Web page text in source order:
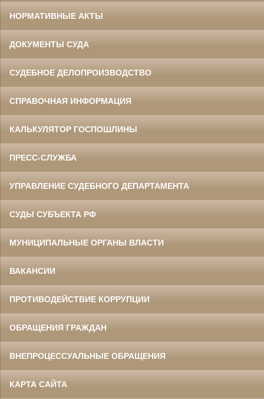
НОРМАТИВНЫЕ АКТЫ
ДОКУМЕНТЫ СУДА
СУДЕБНОЕ ДЕЛОПРОИЗВОДСТВО
СПРАВОЧНАЯ ИНФОРМАЦИЯ
КАЛЬКУЛЯТОР ГОСПОШЛИНЫ
ПРЕСС-СЛУЖБА
УПРАВЛЕНИЕ СУДЕБНОГО ДЕПАРТАМЕНТА
СУДЫ СУБЪЕКТА РФ
МУНИЦИПАЛЬНЫЕ ОРГАНЫ ВЛАСТИ
ВАКАНСИИ
ПРОТИВОДЕЙСТВИЕ КОРРУПЦИИ
ОБРАЩЕНИЯ ГРАЖДАН
ВНЕПРОЦЕССУАЛЬНЫЕ ОБРАЩЕНИЯ
КАРТА САЙТА